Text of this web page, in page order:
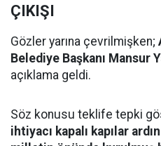
ÇIKIŞI
Gözler yarına çevrilmişken;
Belediye Başkanı Mansur
açıklama geldi.
Söz konusu teklife tepki
ihtiyacı kapalı kapılar